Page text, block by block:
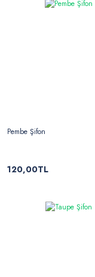
Pembe Şifon
120,00TL